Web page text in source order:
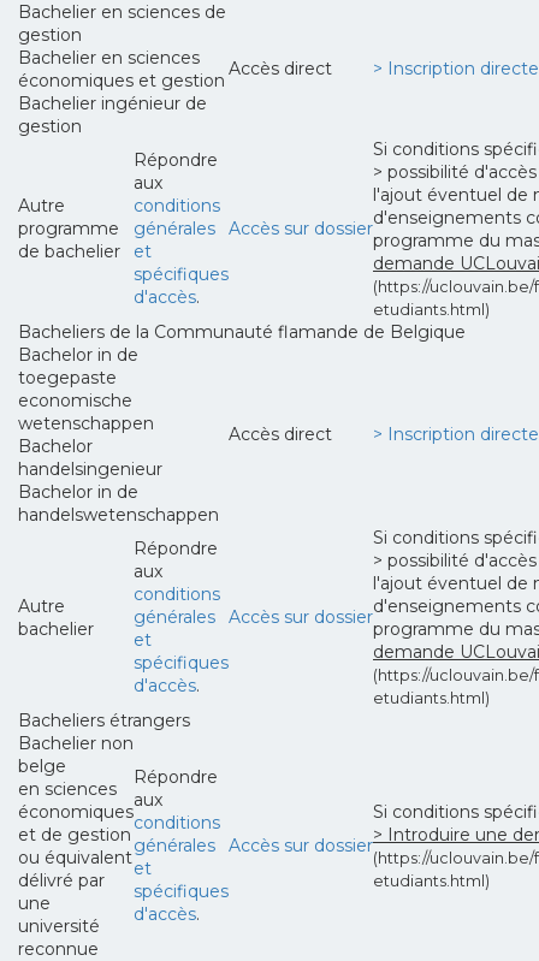
Bachelier en sciences de
gestion
Bachelier en sciences
économiques et gestion
Bachelier ingénieur de
gestion
Accès direct > Inscription
Autre
programme
de bachelier
Répondre
aux
conditions
générales
et
spécifiques
d'accès.
Accès sur dossier
Si conditions
> possibilité
l'ajout éventuel de
d'enseignements
programme du
demande
(https://
etudiants.html)
Bacheliers de la Communauté flamande de Belgique
Bachelor in de
toegepaste
economische
wetenschappen
Bachelor
handelsingenieur
Bachelor in de
handelswetenschappen
Accès direct > Inscription
Autre
bachelier
Répondre
aux
conditions
générales
et
spécifiques
d'accès.
Accès sur dossier
Si conditions
> possibilité
l'ajout éventuel de
d'enseignements
programme du
demande
(https://
etudiants.html)
Bacheliers étrangers
Bachelier non
belge
en sciences
économiques
et de gestion
ou équivalent
délivré par
une
université
reconnue
Répondre
aux
conditions
générales
et
spécifiques
d'accès.
Accès sur dossier
Si conditions
> Introduire une
(https://
etudiants.html)